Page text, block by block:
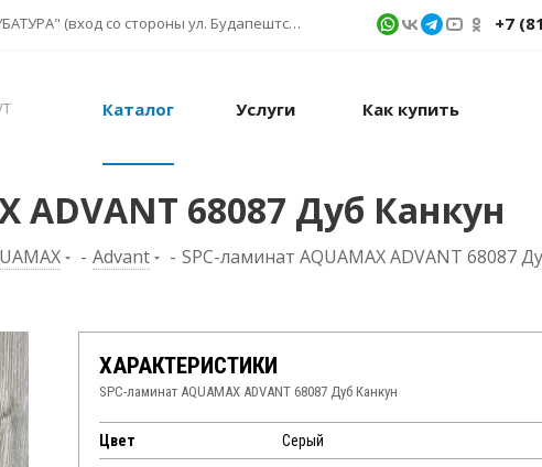
г. Санкт-Петербург, ул. Фучика д. 9, ТК "КУБАТУРА" (вход со стороны ул. Будапештской) № 1в.541 +7
Каталог Услуги Как купить
ADVANT 68087 Дуб Канкун
- Advant - SPC-ламинат AQUAMAX ADVANT 68087
ХАРАКТЕРИСТИКИ
SPC-ламинат AQUAMAX ADVANT 68087 Дуб Канкун
Цвет Серый